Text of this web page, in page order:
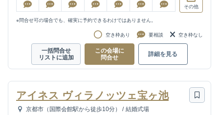
その他
※問合せ可の場合でも、確実に予約できるわけではありません。
空き枠あり 要相談 空き枠なし
一括問合せ
リストに追加
この会場に
問合せ
詳細を見る
アイネス ヴィラノッツェ宝ヶ池
京都市（国際会館駅から徒歩10分） / 結婚式場